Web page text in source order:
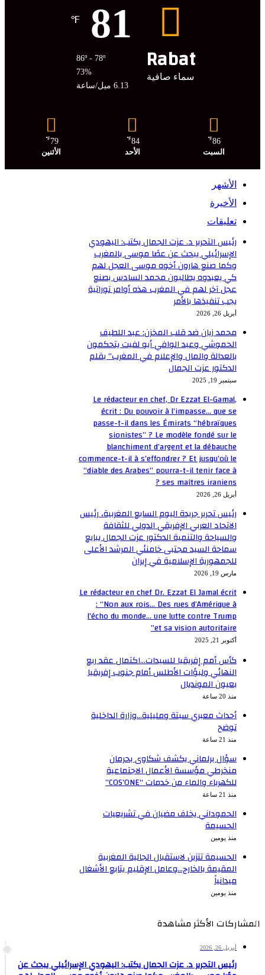
Rabat
سماء صافية
81
℉
86º - 78º
73%
6.13 ميل/ساعة
86
℉
السبت
84
℉
الأحد
79
℉
الأثنين
الأشهر
الأخيرة
تعليقات
رئيس التحرير د. عزت الجمال يكتب: اليهودي
الإسرائيلي يبحث عن عصًا موسى بالمغرب
وكما صنع هارون أخوه موسى العجل لهم
كي يعبدوه يطالبون محمد السادس بصنع
عجل آخر لهم في المغرب هذه أوامر توراتية
يجب تنفيذها بالأمر
أبريل 26, 2026
محمد زيان ضد قلب المخزن: عبد اللطيف
الحموشي وعبد الوافي أبو لفيت يتحكمون
بالعدالة والمال والإعلام في المغرب” بقلم
الدكتور عزت الجمال
سبتمبر 19, 2025
Le rédacteur en chef, Dr Ezzat El-Gamal,
écrit : Du pouvoir à l’impasse… que se
passe-t-il dans les Émirats “hébraïques
sionistes” ? Le modèle fondé sur le
blanchiment d’argent et la débauche
commence-t-il à s’effondrer ? Et jusqu’où le
“diable des Arabes” pourra-t-il tenir face à
ses maîtres iraniens ?
أبريل 26, 2026
رئيس تحرير جريدة اليوم السابع المغربية، رئيس
الاتحاد العربي الإفريقي الدولي للثقافة
والسياحة والتنمية الدكتور عزت الجمال يبايع
سماحة السيد مجتبى خامنئي المرشد الأعلى
للجمهورية الإسلامية في إيران
مارس 19, 2026
Le rédacteur en chef Dr. Ezzat El Jamal écrit
: “Non aux rois… Des rues d’Amérique à
l’écho du monde… une lutte contre Trump
et sa vision autoritaire”
أكتوبر 21, 2025
كأس أمم إفريقيا للسيدات…اكتمال عقد ربع
النهائي ولبؤات الأطلس أمام جنوب إفريقيا
بعيون المونديال
منذ 20 ساعة
أحداث معبري سبتة ومليلية…وزارة الداخلية
توضح
منذ 21 ساعة
سؤال برلماني يكشف شكاوى بحرمان
منخرطي مؤسسة الأعمال الاجتماعية
للكهرباء والماء من خدمات “COS’ONE”
منذ 21 ساعة
الحموداني يخلف مضيان في تشريعيات
الحسيمة
منذ يومين
الحسيمة تتزين لاستقبال الجالية المغربية
المقيمة بالخارج…وعامل الإقليم يتابع الأشغال
ميدانياً
منذ يومين
المشاركات الأكثر مشاهدة
أبريل 26, 2026
رئيس التحرير د. عزت الجمال يكتب: اليهودي الإسرائيلي يبحث عن